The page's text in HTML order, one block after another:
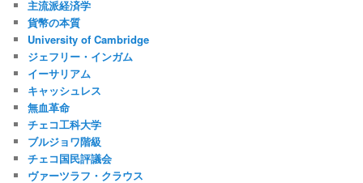
主流派経済学
貨幣の本質
University of Cambridge
ジェフリー・インガム
イーサリアム
キャッシュレス
無血革命
チェコ工科大学
ブルジョワ階級
チェコ国民評議会
ヴァーツラフ・クラウス